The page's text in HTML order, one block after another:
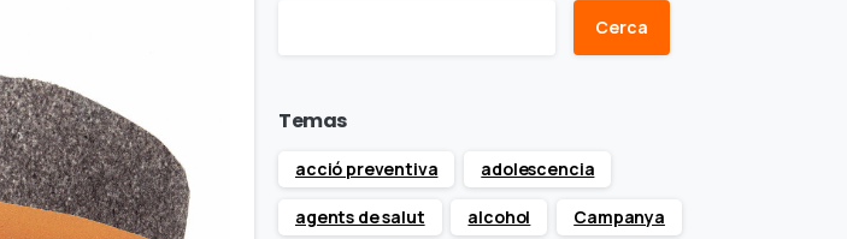
Cerca
Temas
acció preventiva adolescencia
agents de salut alcohol Campanya